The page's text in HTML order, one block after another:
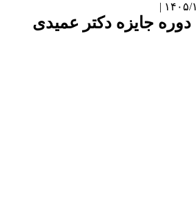
جایزه دکتر عمیدی